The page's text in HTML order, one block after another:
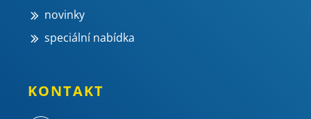
novinky
speciální nabídka
KONTAKT